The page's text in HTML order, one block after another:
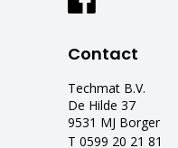
Contact
Techmat B.V.
De Hilde 37
9531 MJ Borger
T 0599 20 21 81